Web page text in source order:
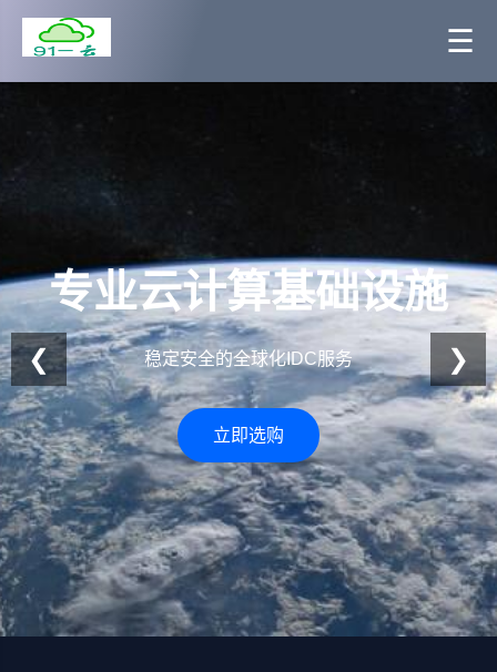
☰
专业云计算基础设施
稳定安全的全球化IDC服务
立即选购
❮ ❯